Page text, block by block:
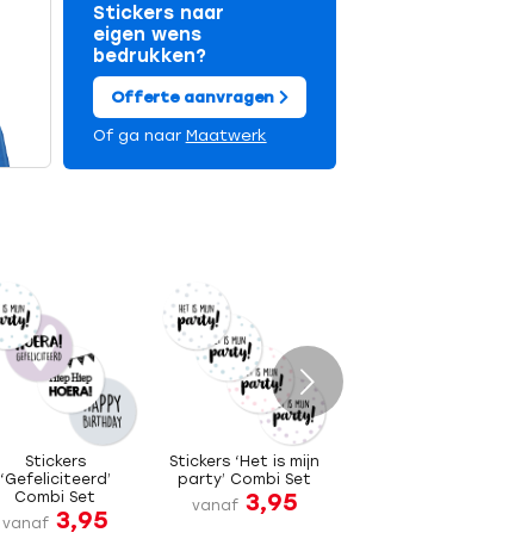
Stickers naar
eigen wens
bedrukken?
Offerte aanvragen
Of ga naar Maatwerk
Stickers
‘Gefeliciteerd’
Combi Set
vanaf 3,95
Stickers ‘Het is mijn
party’ Combi Set
vanaf 3,95
Volgende